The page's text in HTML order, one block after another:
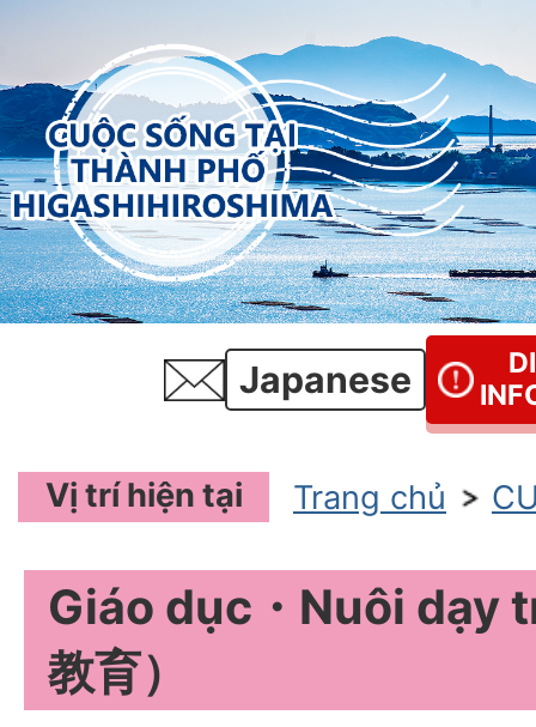
Japanese
Vị trí hiện tại Trang chủ
Giáo dục・Nuôi dạy
教育）